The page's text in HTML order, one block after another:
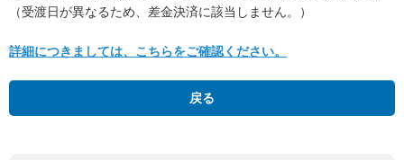
（受渡日が異なるため、差金決済に該当しません。）
詳細につきましては、こちらをご確認ください。
戻る